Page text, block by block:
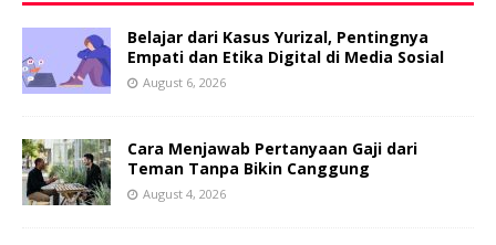
Belajar dari Kasus Yurizal, Pentingnya
Empati dan Etika Digital di Media Sosial
August 6, 2026
Cara Menjawab Pertanyaan Gaji dari
Teman Tanpa Bikin Canggung
August 4, 2026